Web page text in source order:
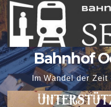
Bahnhof
Im Wandel der